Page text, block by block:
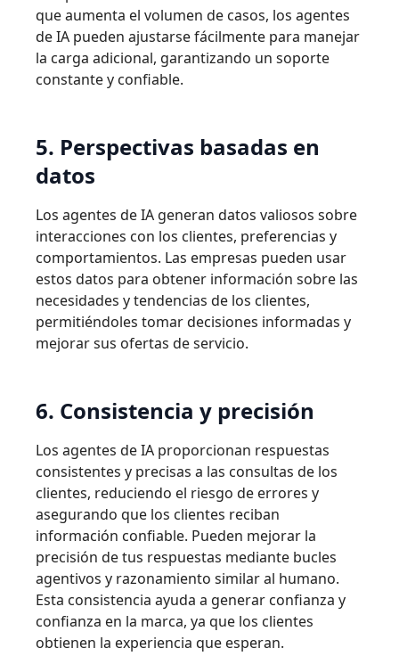
que aumenta el volumen de casos, los agentes
de IA pueden ajustarse fácilmente para manejar
la carga adicional, garantizando un soporte
constante y confiable.
5. Perspectivas basadas en
datos
Los agentes de IA generan datos valiosos sobre
interacciones con los clientes, preferencias y
comportamientos. Las empresas pueden usar
estos datos para obtener información sobre las
necesidades y tendencias de los clientes,
permitiéndoles tomar decisiones informadas y
mejorar sus ofertas de servicio.
6. Consistencia y precisión
Los agentes de IA proporcionan respuestas
consistentes y precisas a las consultas de los
clientes, reduciendo el riesgo de errores y
asegurando que los clientes reciban
información confiable. Pueden mejorar la
precisión de tus respuestas mediante bucles
agentivos y razonamiento similar al humano.
Esta consistencia ayuda a generar confianza y
confianza en la marca, ya que los clientes
obtienen la experiencia que esperan.